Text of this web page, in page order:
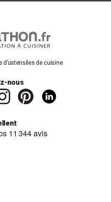
mobile
petits chauffages d'appoint
système de chauffage
pour réchauffer les
un clin d'œil, sans effort.
pour leur capacité à chauffer
d’ustensiles de cuisine
nous